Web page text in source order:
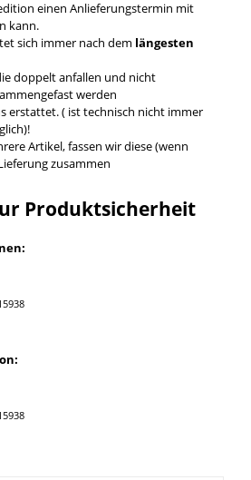
einen Anlieferungstermin mit
kann.
sich immer nach dem längesten
doppelt anfallen und nicht
werden
erstattet. ( ist technisch nicht immer
Artikel, fassen wir diese (wenn
zusammen
Produktsicherheit